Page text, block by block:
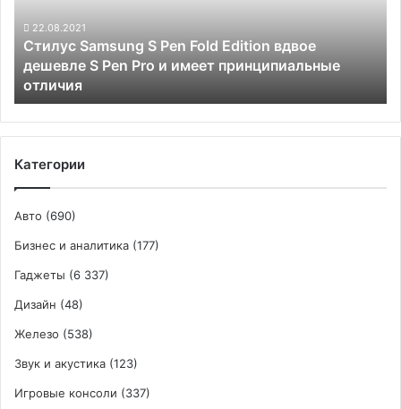
вдвое
дешевле
Pen
Pro
и
имеет
принципиальные
22.08.2021
Стилус Samsung S Pen Fold Edition вдвое
дешевле S Pen Pro и имеет принципиальные
отличия
Категории
Авто (690)
Бизнес и аналитика (177)
Гаджеты (6 337)
Дизайн (48)
Железо (538)
Звук и акустика (123)
Игровые консоли (337)